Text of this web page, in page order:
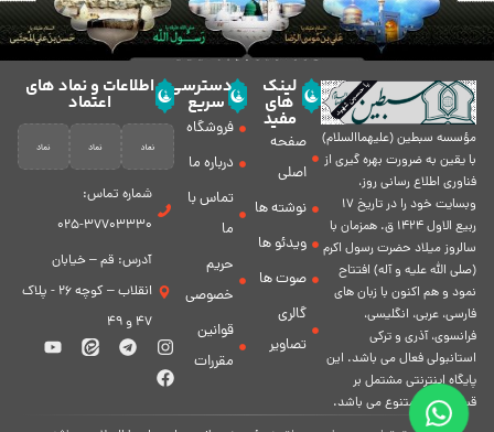
مؤسسه سبطين (عليهماالسلام)
با يقين به ضرورت بهره گیرى از
فناورى اطلاع رسانى روز،
وبسایت خود را در تاريخ 17
ربيع الاول 1424 ق. همزمان با
سالروز ميلاد حضرت رسول اكرم
(صلی الله علیه و آله) افتتاح
نمود و هم اكنون با زبان های
فارسی، عربى، انگلیسی،
فرانسوی، آذری و ترکی
استانبولی فعال مى باشد. اين
پايگاه اينترنتى مشتمل بر
قسمت هاى متنوع مى باشد.
لینک
های
مفید
صفحه
اصلی
نوشته ها
ویدئو ها
صوت ها
گالری
تصاویر
دسترسی
سریع
فروشگاه
درباره ما
تماس با
ما
حریم
خصوصی
قوانین
مقررات
اطلاعات و نماد های
اعتماد
شماره تماس:
37703330-025
آدرس: قم – خیابان
انقلاب – کوچه 26 - پلاک
47 و 49